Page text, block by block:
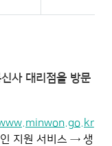
사 대리점을 방문
지원 서비스 → 생